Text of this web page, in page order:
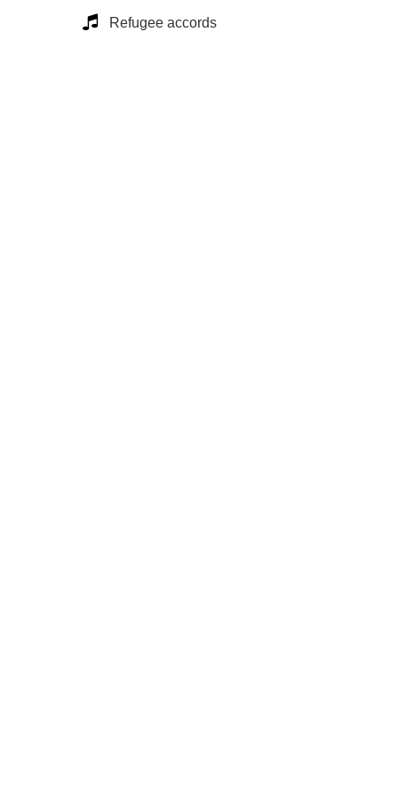
Refugee accords